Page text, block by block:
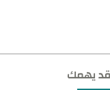
قد يهمك